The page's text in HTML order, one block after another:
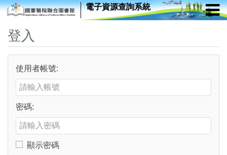
電子資源查詢系統
登入
使用者帳號:
Enter your username or email address
密碼:
Enter your password
顯示密碼